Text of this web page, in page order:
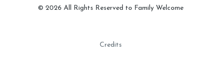
© 2026 All Rights Reserved to Family Welcome
Credits